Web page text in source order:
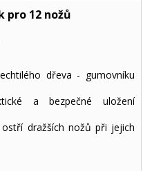
pro 12 nožů
dřeva - gumovníku
a bezpečné uložení
dražších nožů při jejich